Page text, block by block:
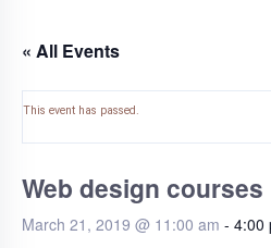
« All Events
This event has passed.
Web design courses
March 21, 2019 @ 11:00 am - 4:00